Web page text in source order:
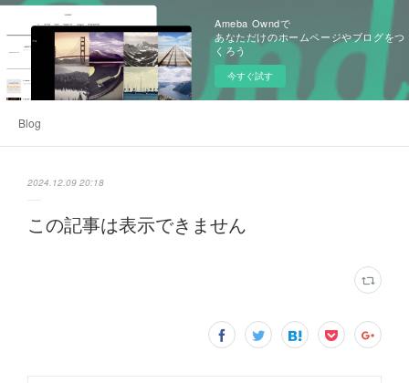
Ameba Owndで
あなただけのホームページやブログをつ
くろう
今すぐ試す
Blog
2024.12.09 20:18
この記事は表示できません